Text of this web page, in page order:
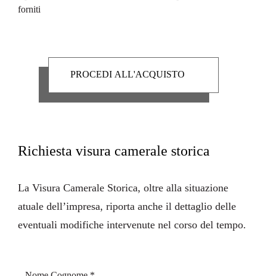
forniti
Richiesta visura camerale storica
La Visura Camerale Storica, oltre alla situazione
atuale dell’impresa, riporta anche il dettaglio delle
eventuali modifiche intervenute nel corso del tempo.